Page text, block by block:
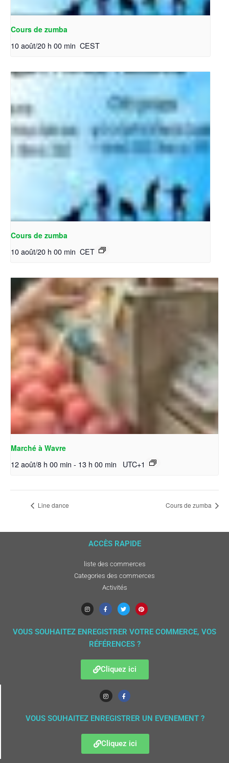
Cours de zumba
10 août/20 h 00 min CEST
Cours de zumba
10 août/20 h 00 min CET
Marché à Wavre
12 août/8 h 00 min - 13 h 00 min UTC+1
Line dance Cours de zumba
ACCÈS RAPIDE
liste des commerces
Categories des commerces
Activités
VOUS SOUHAITEZ ENREGISTRER VOTRE COMMERCE, VOS
RÉFÉRENCES ?
Cliquez ici
VOUS SOUHAITEZ ENREGISTRER UN EVENEMENT ?
Cliquez ici